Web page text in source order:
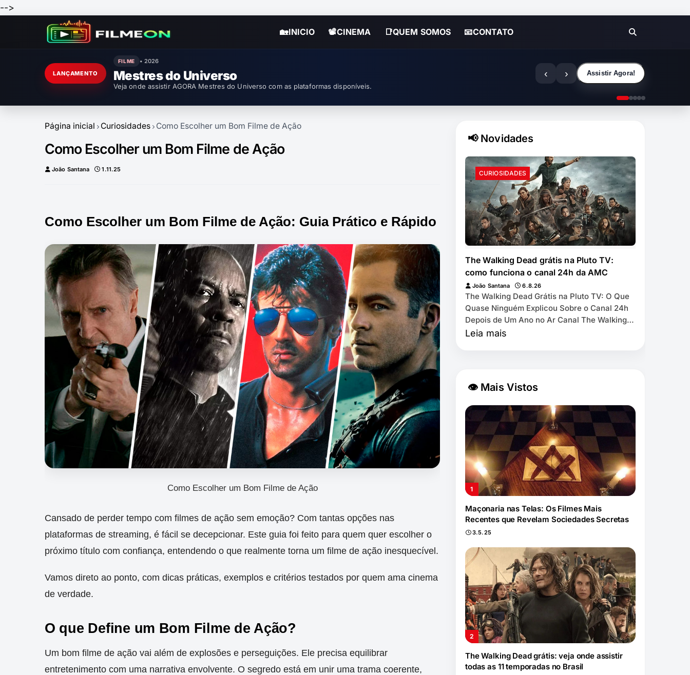
-->
🏡INICIO 📽CINEMA 📑QUEM SOMOS 📧CONTATO
LANÇAMENTO
FILME • 2026
Mestres do Universo
Veja onde assistir AGORA Mestres do Universo com as plataformas disponíveis.
‹ › Assistir Agora!
Página inicial Curiosidades Como Escolher um Bom Filme de Ação
Como Escolher um Bom Filme de Ação
João Santana 1.11.25
Como Escolher um Bom Filme de Ação: Guia Prático e Rápido
Como Escolher um Bom Filme de Ação
Cansado de perder tempo com filmes de ação sem emoção? Com tantas opções nas
plataformas de streaming, é fácil se decepcionar. Este guia foi feito para quem quer escolher o
próximo título com confiança, entendendo o que realmente torna um filme de ação inesquecível.
Vamos direto ao ponto, com dicas práticas, exemplos e critérios testados por quem ama cinema
de verdade.
O que Define um Bom Filme de Ação?
Um bom filme de ação vai além de explosões e perseguições. Ele precisa equilibrar
entretenimento com uma narrativa envolvente. O segredo está em unir uma trama coerente,
📢 Novidades
CURIOSIDADES
The Walking Dead grátis na Pluto TV:
como funciona o canal 24h da AMC
João Santana 6.8.26
The Walking Dead Grátis na Pluto TV: O Que
Quase Ninguém Explicou Sobre o Canal 24h
Depois de Um Ano no Ar Canal The Walking
Dead by AMC exibe as 11 temporadas de
Leia mais
👁 Mais Vistos
Maçonaria nas Telas: Os Filmes Mais
Recentes que Revelam Sociedades Secretas
3.5.25
The Walking Dead grátis: veja onde assistir
todas as 11 temporadas no Brasil